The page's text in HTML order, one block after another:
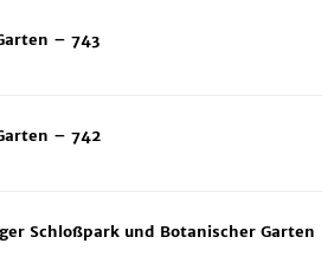
– 743
– 742
Schloßpark und Botanischer Garten